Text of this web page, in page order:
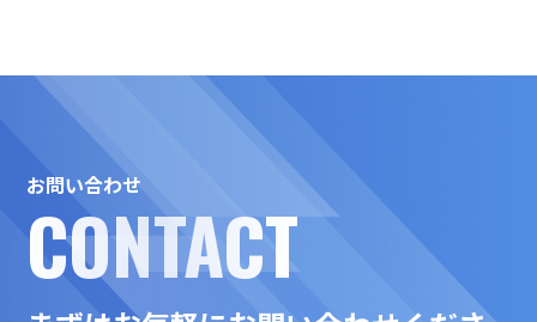
お問い合わせ
CONTACT